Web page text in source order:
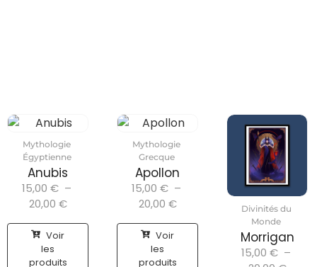
Mythologie
Égyptienne
Anubis
15,00 € –
20,00 €
Voir
les
produits
Mythologie
Grecque
Apollon
15,00 € –
20,00 €
Voir
les
produits
Divinités du
Monde
Morrigan
15,00 € –